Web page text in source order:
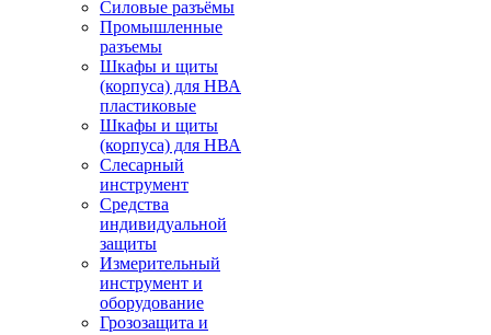
Силовые разъёмы
Промышленные
разъемы
Шкафы и щиты
(корпуса) для НВА
пластиковые
Шкафы и щиты
(корпуса) для НВА
Слесарный
инструмент
Средства
индивидуальной
защиты
Измерительный
инструмент и
оборудование
Грозозащита и